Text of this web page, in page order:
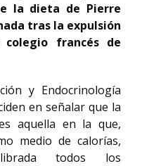
la dieta de Pierre
tras la expulsión
francés de
y Endocrinología
en señalar que la
aquella en la que,
medio de calorías,
todos los